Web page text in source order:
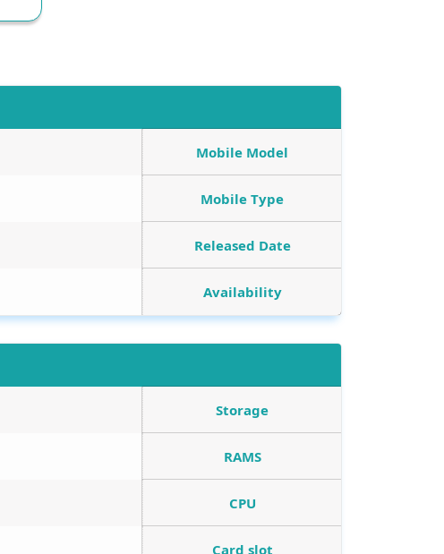
Mobile Model
Mobile Type
Released Date
Availability
Storage
RAMS
CPU
Card slot